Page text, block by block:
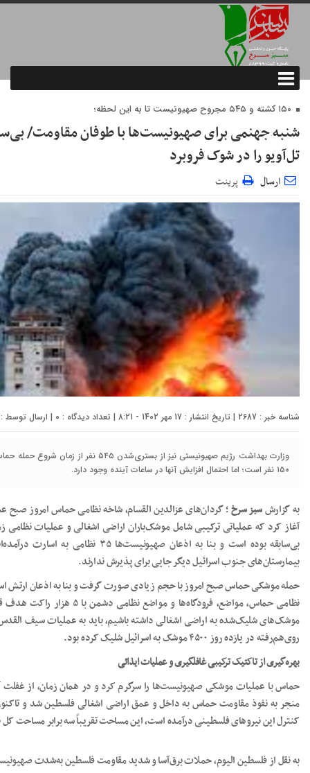
شنبه جهنمی برای صهیونیست‌ها با طوفان مقاومت/
تل‌آویو را در شوک فروبرد
ارسال پرینت
شناسه خبر : 2687 | تاریخ انتشار : 17 مهر 1402 - 8:21 | تعداد دیدگاه : 0 | ارسال توسط
وزارت بهداشت رژیم صهیونیستی نیز از
۱۵۰ نفر است؛ اما احتمال افزایش آنها در ساعات آینده وجود دارد.
به گزارشسبز سرخ ؛ گردان‌های عزالدین القسام، شاخه نظامی حماس امروز صبح
آغاز کرد که عملیاتی ترکیبی شامل موشک‌باران اراضی اشغالی و عملیات نظامی
بیمارستان‌های جنوب اسرائیل دیگر جایی برای پذیرش ندارند.
نظامی حماس، مواضع،
موشک‌های شلیک‌شده به اراضی اشغالی داشته باشیم، باید به عملیات سیف
روی‌هم‌رفته در یازده روز ۴۵۰۰ موشک به اسرائیل شلیک کرده بود.
بهره‌گیری از تاکتیک ترکیبی غافلگیری و عملیات ایذائی
حماس با عملیات موشکی صهیونیست‌ها را سرگرم کرد و در همان زمان، از غفلت
کنترل این نیروهای فلسطینی درآمده است، این مساحت تقریباً سه برابر مساحت
به نقل از فلسطین الیوم، حملات برق‌آسا و شدید مقاومت فلسطین به‌شدت